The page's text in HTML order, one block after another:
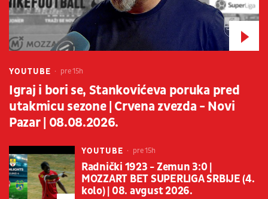
YOUTUBE pre 15h
Igraj i bori se, Stankovićeva poruka pred
utakmicu sezone | Crvena zvezda - Novi
Pazar | 08.08.2026.
YOUTUBE pre 15h
Radnički 1923 - Zemun 3:0 |
MOZZART BET SUPERLIGA SRBIJE (4.
kolo) | 08. avgust 2026.